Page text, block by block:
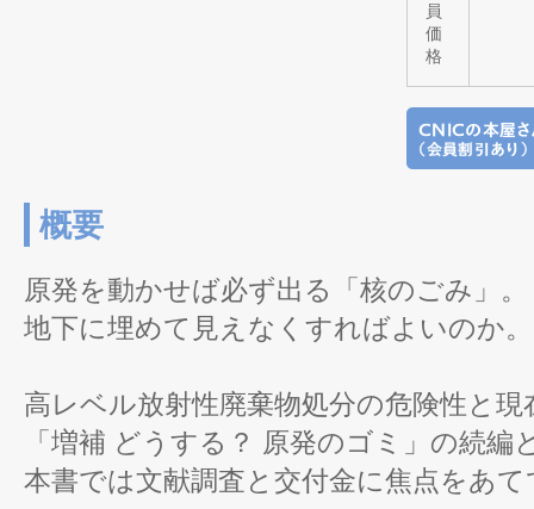
員
価
格
概要
原発を動かせば必ず出る「核のごみ」。
地下に埋めて見えなくすればよいのか。
高レベル放射性廃棄物処分の危険性と
「増補 どうする？ 原発のゴミ」の続編
本書では文献調査と交付金に焦点をあ